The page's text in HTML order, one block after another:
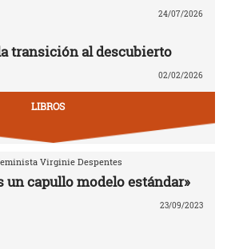
24/07/2026
transición al descubierto
02/02/2026
LIBROS
Virginie Despentes
un capullo modelo estándar»
23/09/2023